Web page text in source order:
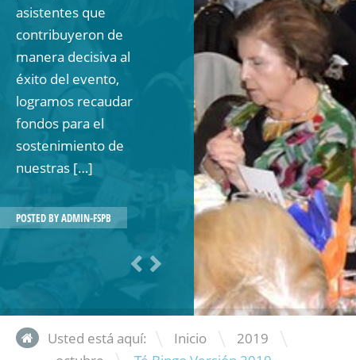
asistentes que
contribuyeron de
manera decisiva al
éxito del evento,
logramos recaudar
fondos para el
sostenimiento de
nuestras […]
POSTED BYADMIN-FSPB
Usted está aquí: Inicio \ 2019 \